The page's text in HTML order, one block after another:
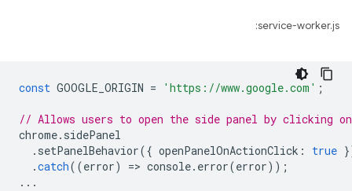
service-worker.js:
const GOOGLE_ORIGIN = 'https://www.google.com' ;
// Allows users to open the side panel by clicking
chrome. sidePanel
. setPanelBehavior({ openPanelOnActionClick : true
.catch((error) => console. error(error));
...